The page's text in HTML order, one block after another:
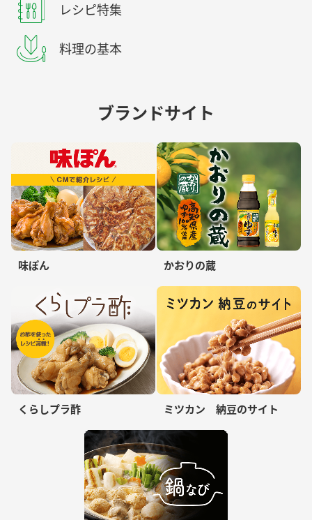
レシピ特集
料理の基本
ブランドサイト
味ぽん かおりの蔵
くらしプラ酢 ミツカン 納豆のサイト